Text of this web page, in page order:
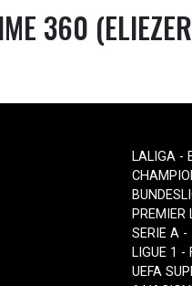
360
LALIGA -
PREMIER
SERIE A -
LIGUE 1 -
UEFA